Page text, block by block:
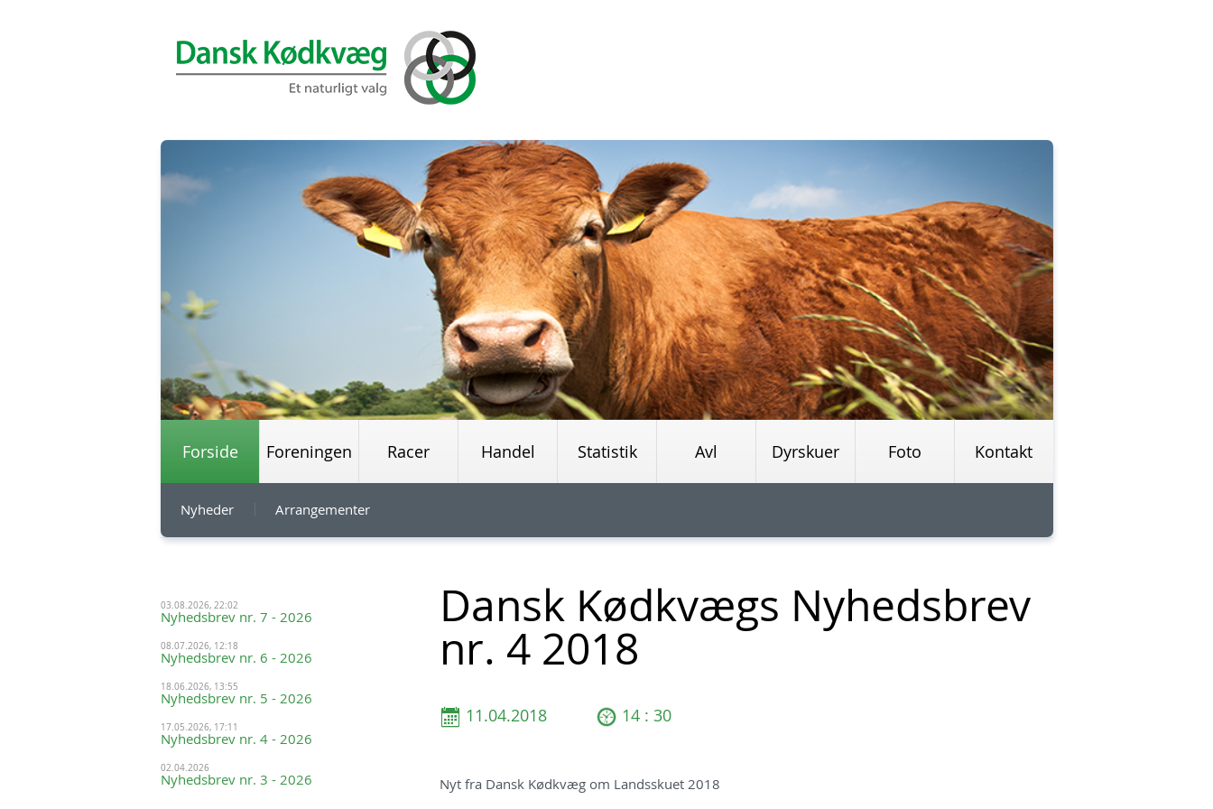
Forside Foreningen Racer Handel Statistik Avl Dyrskuer Foto Kontakt
Nyheder Arrangementer
03.08.2026, 22:02
Nyhedsbrev nr. 7 - 2026
08.07.2026, 12:18
Nyhedsbrev nr. 6 - 2026
18.06.2026, 13:55
Nyhedsbrev nr. 5 - 2026
17.05.2026, 17:11
Nyhedsbrev nr. 4 - 2026
02.04.2026
Nyhedsbrev nr. 3 - 2026
Dansk Kødkvægs Nyhedsbrev
nr. 4 2018
11.04.2018 14 : 30
Nyt fra Dansk Kødkvæg om Landsskuet 2018